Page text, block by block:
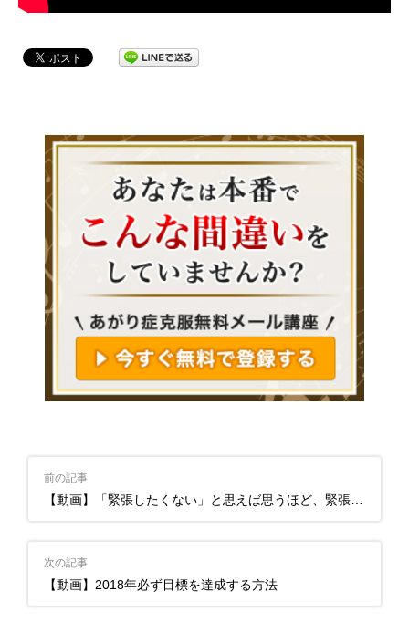
前の記事
【動画】「緊張したくない」と思えば思うほど、緊張する理由
次の記事
【動画】2018年必ず目標を達成する方法